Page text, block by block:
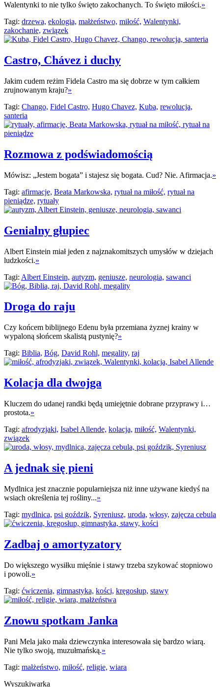
Walentynki to nie tylko święto zakochanych. To święto miłości.»
Tagi: drzewa, ekologia, małżeństwo, miłość, Walentynki,
zakochanie, związek
Castro, Chávez i duchy
Jakim cudem reżim Fidela Castro ma się dobrze w tym całkiem
zrujnowanym kraju?»
Tagi: Chango, Fidel Castro, Hugo Chavez, Kuba, rewolucja,
santeria
Rozmowa z podświadomością
Mówisz: „Jestem bogata” i stajesz się bogata. Cud? Nie. Afirmacja.»
Tagi: afirmacje, Beata Markowska, rytuał na miłość, rytuał na
pieniądze, rytuały
Genialny głupiec
Albert Einstein miał jeden z najznakomitszych umysłów w dziejach
ludzkości.»
Tagi: Albert Einstein, autyzm, geniusze, neurologia, sawanci
Droga do raju
Czy końcem biblijnego Edenu była przemiana żyznej krainy w
wypaloną słońcem skalistą pustynię?»
Tagi: Biblia, Bóg, David Rohl, megality, raj
Kolacja dla dwojga
Kluczem do udanej randki będą umiejętnie dobrane przyprawy i…
prostota.»
Tagi: afrodyzjaki, Isabel Allende, kolacja, miłość, Walentynki,
związek
A jednak się pieni
Mydlnica jest znacznie popularniejsza niż inne używane kiedyś na
wsiach określenia tej rośliny...»
Tagi: mydlnica, psi goździk, Syreniusz, uroda, włosy, zajęcza cebula
Zadbaj o amortyzatory
Do większego wysiłku mięśnie i stawy trzeba szykować stopniowo
i powoli.»
Tagi: ćwiczenia, gimnastyka, kości, kręgosłup, stawy
Znowu spotkam Janka
Pani Mela jako mała dziewczynka interesowała się bardzo wiarą.
Nie tylko swoją, muzułmańską.»
Tagi: małżeństwo, miłość, religie, wiara
Wyszukiwarka